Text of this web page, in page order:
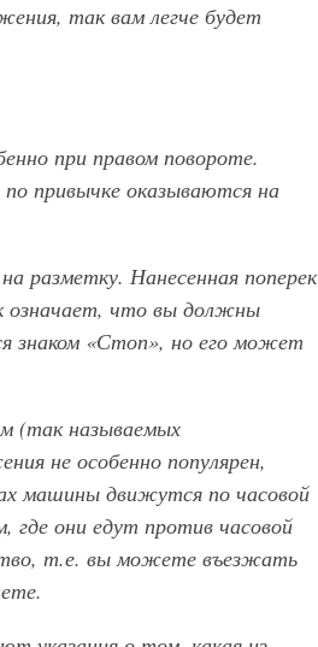
так вам легче будет
при правом повороте.
привычке оказываются на
разметку. Нанесенная поперек
означает, что вы должны
знаком «Стоп», но его может
(так называемых
не особенно популярен,
машины движутся по часовой
где они едут против часовой
т.е. вы можете въезжать